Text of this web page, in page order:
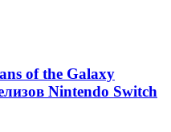
of the Galaxy
Nintendo Switch